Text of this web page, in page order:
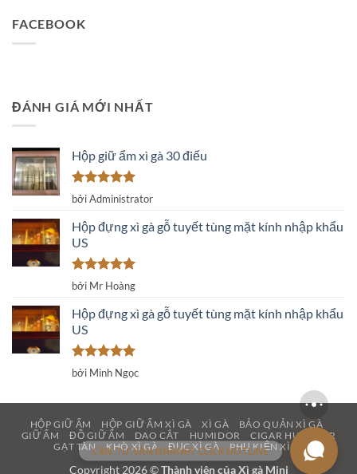
FACEBOOK
ĐÁNH GIÁ MỚI NHẤT
Hộp giữ ẩm xì gà 30 điếu
Được xếp
sao
bởi Administrator
Hộp đựng xì gà gỗ tuyết tùng mặt kính nhập khẩu
US
Được xếp
sao
bởi Mr Hoàng
Hộp đựng xì gà gỗ tuyết tùng mặt kính nhập khẩu
US
Được xếp
bởi Minh Ngọc
HỘP GIỮ ẨM HỘP GIỮ ẨM XÌ GÀ XÌ GÀ
BẢO QUẢN XÌ GÀ
GIỮ ẨM
ĐỒ GIỮ ẨM DAO CẮT HUMIDOR
CIGAR HUMIDOR
GẠT TÀN
KHÒ XÌ GÀ ĐỤC XÌ GÀ PHỤ KIỆN XÌ GÀ
Copyright 2026 ©Thành viên củaXì gà Mini
CẦN TƯ VẤN NHANH? CLICK HOTLINE